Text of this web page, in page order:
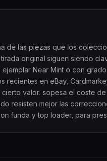
de las piezas que los
original siguen siendo
Near Mint o con
recientes en eBay,
valor: sopesa el coste
resisten mejor las
funda y top loader, para